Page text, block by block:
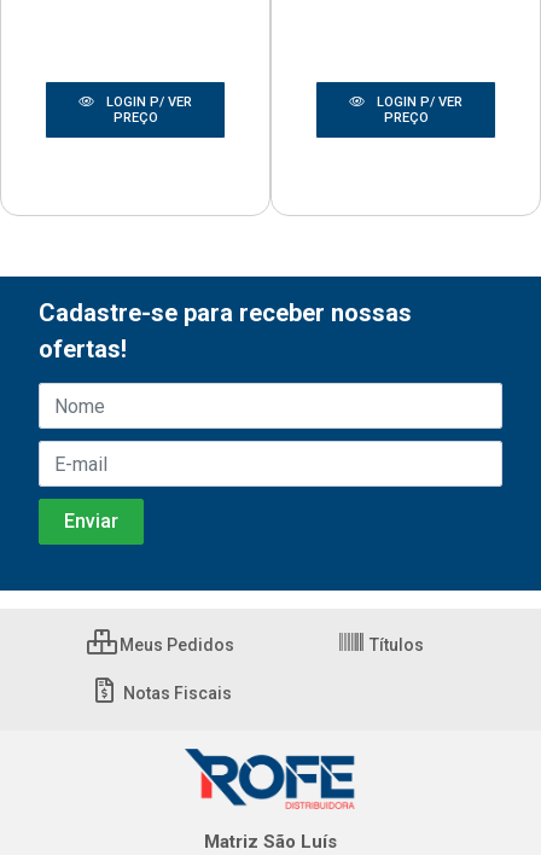
LOGIN P/ VER
PREÇO
LOGIN P/ VER
PREÇO
Cadastre-se para receber nossas
ofertas!
Meus Pedidos Títulos
Notas Fiscais
Matriz São Luís